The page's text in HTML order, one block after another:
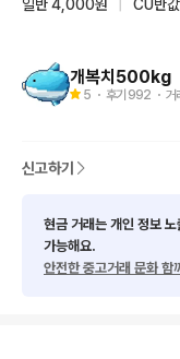
일반 4,000원
CU반
개복치500kg
5 ・ 후기 992 ・
신고하기
현금 거래는 개인 정보
가능해요.
안전한 중고거래 문화 함